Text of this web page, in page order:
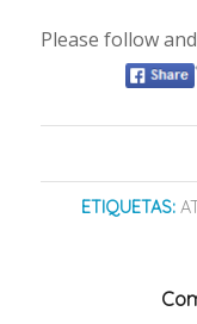
Please follow
ETIQUETAS: